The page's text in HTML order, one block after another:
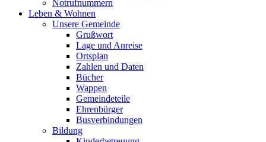
Notrufnummern
Leben & Wohnen
Unsere Gemeinde
Grußwort
Lage und Anreise
Ortsplan
Zahlen und Daten
Bücher
Wappen
Gemeindeteile
Ehrenbürger
Busverbindungen
Bildung